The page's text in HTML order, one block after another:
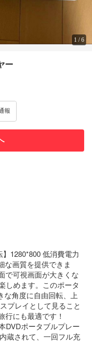
1 /6
ー
報
】1280*800 低消費電力
な画質を提供できま
で可視画面が大きくな
しめます。このポータ
な角度に自由回転、上
プレイとして見ること
行にも最適です！
DVDポータブルプレー
蔵されて、一回フル充